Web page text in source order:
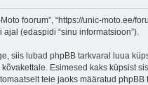
foorum”, “https://unic-moto.ee/
(edaspidi “sinu informatsioon”).
siis lubad phpBB tarkvaral luua
Esimesed kaks küpsist
teie jaoks määratud